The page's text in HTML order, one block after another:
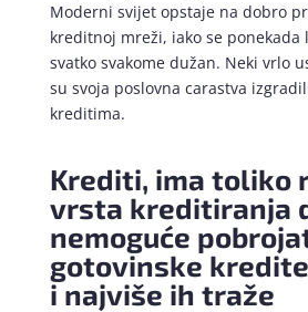
Moderni svijet opstaje na dobro
kreditnoj mreži, iako se ponekada
svatko svakome dužan. Neki vrlo
su svoja poslovna carastva
kreditima.
Krediti, ima toliko
vrsta kreditiranja
nemoguće
gotovinske
i najviše ih traže